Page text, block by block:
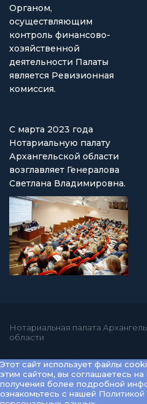
Органом,
осуществляющим
контроль финансово-
хозяйственной
деятельности Палаты
является Ревизионная
комиссия.
С марта 2023 года
Нотариальную палату
Архангельской области
возглавляет Генералова
Светлана Владимировна.
Нотариальная палата
области
Этот сайт использует файлы
этим сайтом, вы соглашаетесь
получения более подробной
ознакомьтесь с нашей